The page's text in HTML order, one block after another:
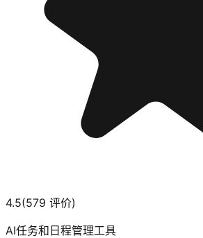
4.5(579 评价)
AI任务和日程管理工具